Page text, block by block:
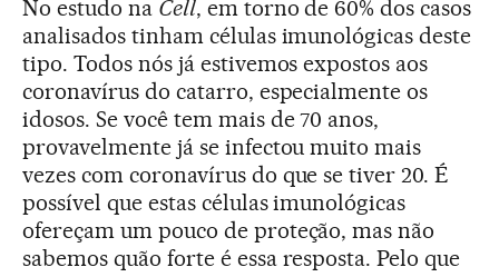
No estudo na Cell, em torno de 60% dos casos
analisados tinham células imunológicas deste
tipo. Todos nós já estivemos expostos aos
coronavírus do catarro, especialmente os
idosos. Se você tem mais de 70 anos,
provavelmente já se infectou muito mais
vezes com coronavírus do que se tiver 20. É
possível que estas células imunológicas
ofereçam um pouco de proteção, mas não
sabemos quão forte é essa resposta. Pelo que